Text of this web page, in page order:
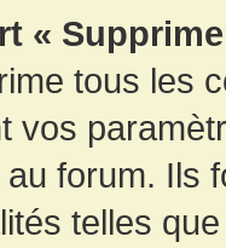
«
tous les
vos
forum. Ils
telles